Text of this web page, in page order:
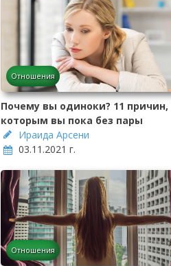
Отношения
Почему вы одиноки? 11 причин,
которым вы пока без пары
Ираида Арсени
03.11.2021 г.
Отношения